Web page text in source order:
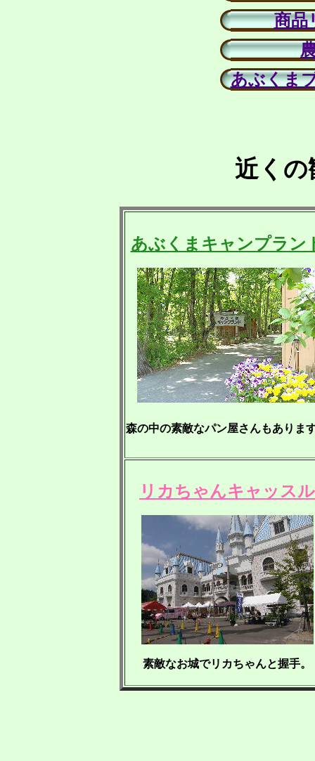
商品
あぶくま
近くの
あぶくまキャンプラン
森の中の素敵なパン屋さんもありま
リカちゃんキャッスル
素敵なお城でリカちゃんと握手。